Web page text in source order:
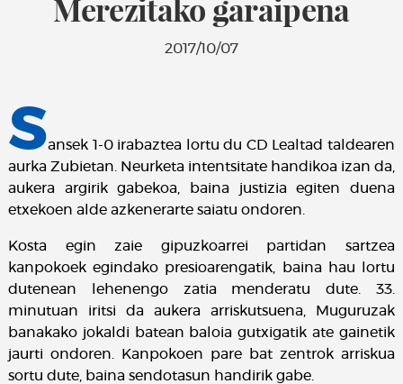
Merezitako garaipena
2017/10/07
Sansek 1-0 irabaztea lortu du CD Lealtad taldearen
aurka Zubietan. Neurketa intentsitate handikoa izan da,
aukera argirik gabekoa, baina justizia egiten duena
etxekoen alde azkenerarte saiatu ondoren.
Kosta egin zaie gipuzkoarrei partidan sartzea
kanpokoek egindako presioarengatik, baina hau lortu
dutenean lehenengo zatia menderatu dute. 33.
minutuan iritsi da aukera arriskutsuena, Muguruzak
banakako jokaldi batean baloia gutxigatik ate gainetik
jaurti ondoren. Kanpokoen pare bat zentrok arriskua
sortu dute, baina sendotasun handirik gabe.